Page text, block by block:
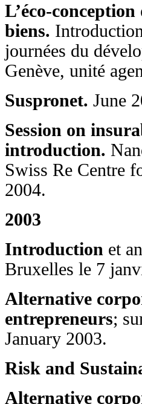
L’éco-
biens.
journées du
Genève, unité
Suspronet. June
Session on
introduction.
Swiss Re Centre
2004.
2003
Introduction et
Bruxelles le 7
Alternative
entrepreneurs;
January 2003.
Risk and
Alternative